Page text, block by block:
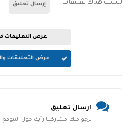
ليست هناك تعليقات إرسال تعليق
عرض التعليقات
عرض التعليقات
إرسال تعليق
نرجو منك مشاركتنا رأيك حول الموقع